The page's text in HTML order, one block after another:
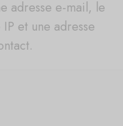
adresse e-mail, le
et une adresse